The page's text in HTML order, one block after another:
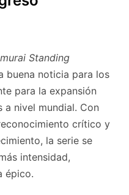
Standing
buena noticia para los
para la expansión
nivel mundial. Con
crítico y
la serie se
intensidad,
épico.